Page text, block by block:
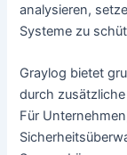
analysieren,
Systeme zu
Graylog bietet
durch
Für